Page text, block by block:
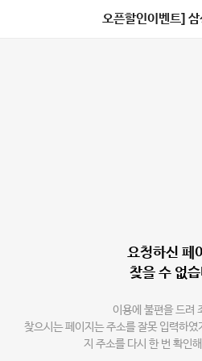
오픈할인이벤트]
요청하신 페
찾을 수 없
이용에 불편을 드려
찾으시는 페이지는 주소를 잘못 입력하였
지 주소를 다시 한 번 확인